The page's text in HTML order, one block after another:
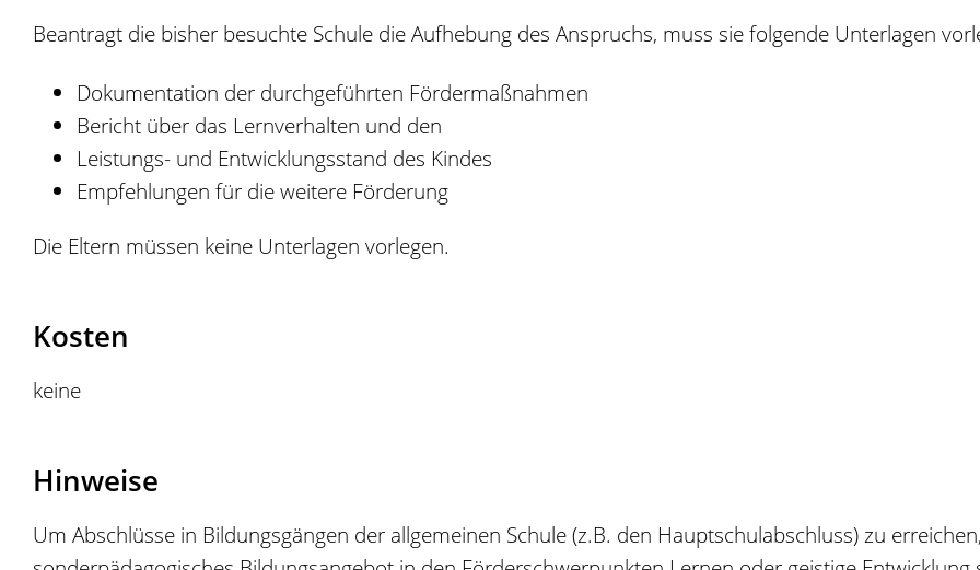
Beantragt die bisher besuchte Schule die Aufhebung des Anspruchs, muss sie folgende Unterlagen
Dokumentation der durchgeführten Fördermaßnahmen
Bericht über das Lernverhalten und den
Leistungs- und Entwicklungsstand des Kindes
Empfehlungen für die weitere Förderung
Die Eltern müssen keine Unterlagen vorlegen.
Kosten
keine
Hinweise
Um Abschlüsse in Bildungsgängen der allgemeinen Schule (z.B. den Hauptschulabschluss) zu